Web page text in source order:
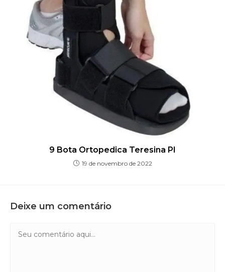
9 Bota Ortopedica Teresina PI
19 de novembro de 2022
Deixe um comentário